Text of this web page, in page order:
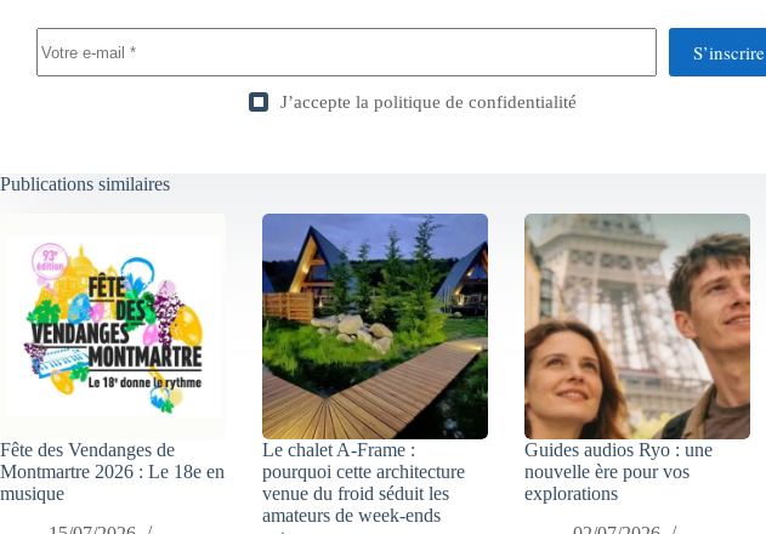
S’inscrire
J’accepte la politique de confidentialité
Publications similaires
Fête des Vendanges de
Montmartre 2026 : Le 18e en
musique
Le chalet A-Frame :
pourquoi cette architecture
venue du froid séduit les
amateurs de week-ends
Guides audios Ryo : une
nouvelle ère pour vos
explorations